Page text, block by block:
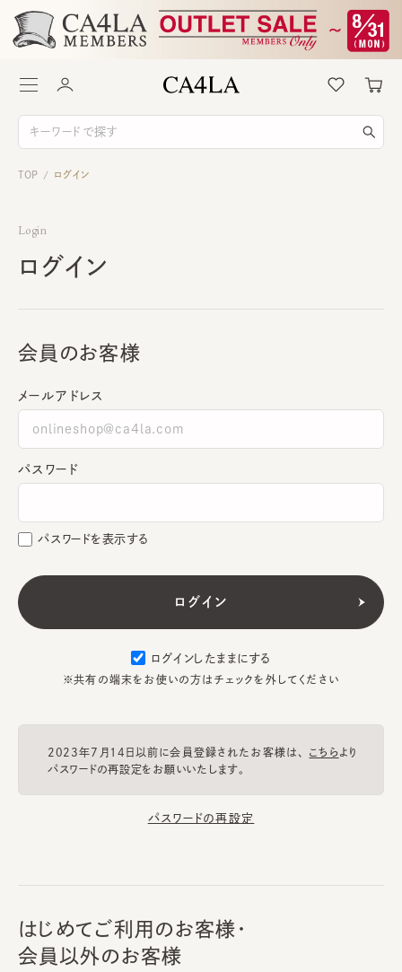
TOP / ログイン
Login
ログイン
会員のお客様
メールアドレス
パスワード
パスワードを表示する
ログインしたままにする
※共有の端末をお使いの方はチェックを外してください
2023年7月14日以前に会員登録されたお客様は、 こちらより
パスワードの再設定をお願いいたします。
パスワードの再設定
はじめてご利用のお客様・
会員以外のお客様